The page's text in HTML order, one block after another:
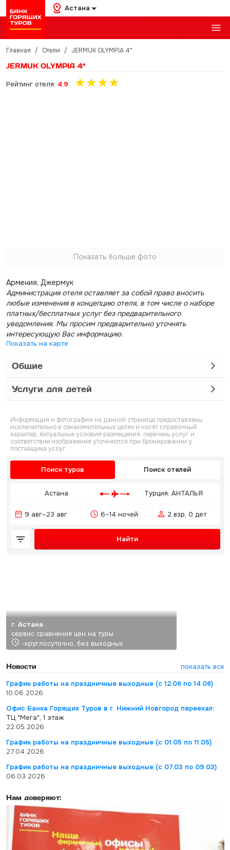
Астана
Главная / Отели / JERMUK OLYMPIA 4*
JERMUK OLYMPIA 4*
Рейтинг отеля: 4.9
Показать больше фото
Армения, Джермук
Администрация отеля оставляет за собой право вносить
любые изменения в концепцию отеля, в том числе о наборе
платных/бесплатных услуг без предварительного
уведомления. Мы просим предварительно уточнять
интересующую Вас информацию.
Показать на карте
Общие
Услуги для детей
Информация и фотографии на данной странице предоставлены
исключительно в ознакомительных целях и носят справочный
характер. Актуальные условия размещения, перечень услуг и
соответствие изображения уточняются при бронировании у
поставщика услуг.
Поиск туров Поиск отелей
Астана Турция: АНТАЛЬЯ
9 авг–23 авг 6–14 ночей 2 взр, 0 дет
Найти
г. Астана
сервис сравнения цен на туры
-круглосуточно, без выходных
Новости
показать все
График работы на праздничные выходные (с 12.06 по 14.06)
10.06.2026
Офис Банка Горящих Туров в г. Нижний Новгород переехал:
ТЦ "Мега", 1 этаж
22.05.2026
График работы на праздничные выходные (с 01.05 по 11.05)
27.04.2026
График работы на праздничные выходные (с 07.03 по 09.03)
06.03.2026
Нам доверяют: